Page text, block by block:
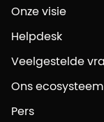
Onze visie
Helpdesk
Veelgestelde
Ons ecosysteem
Pers